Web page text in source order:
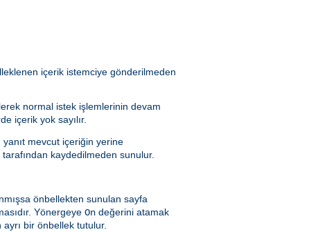
içerik istemciye gönderilmeden
normal istek işlemlerinin devam
içerik yok sayılır.
mevcut içeriğin yerine
kaydedilmeden sunulur.
önbellekten sunulan sayfa
Yönergeye On değerini atamak
bir önbellek tutulur.